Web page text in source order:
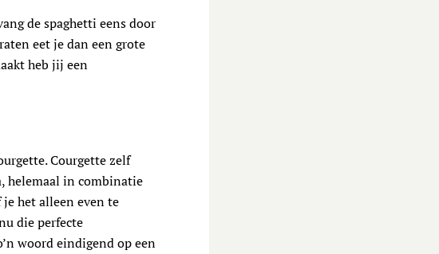
de spaghetti eens door
eet je dan een grote
heb jij een
Courgette zelf
helemaal in combinatie
je het alleen even te
die perfecte
woord eindigend op een